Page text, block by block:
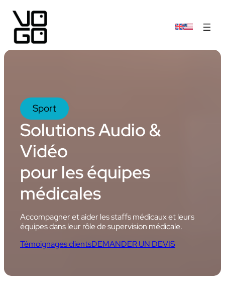
Sport
Solutions Audio &
Vidéo
pour les équipes
médicales
Accompagner et aider les staffs médicaux et leurs
équipes dans leur rôle de supervision médicale.
Témoignages clientsDEMANDER UN DEVIS